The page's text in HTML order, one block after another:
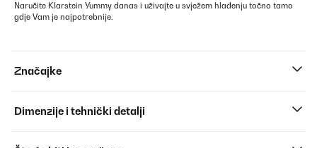
Naručite Klarstein Yummy danas i uživajte u svježem hlađenju točno tamo
gdje Vam je najpotrebnije.
Značajke
Dimenzije i tehnički detalji